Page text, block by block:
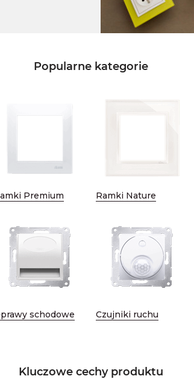
Popularne kategorie
Premium Ramki Nature
schodowe Czujniki ruchu
Kluczowe cechy produktu